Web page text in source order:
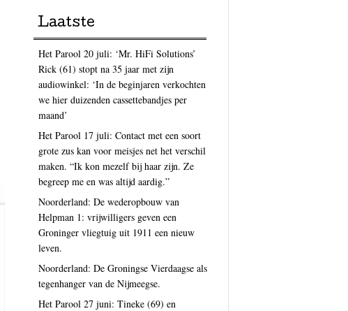
Laatste
Het Parool 20 juli: ‘Mr. HiFi Solutions’
Rick (61) stopt na 35 jaar met zijn
audiowinkel: ‘In de beginjaren verkochten
we hier duizenden cassettebandjes per
maand’
Het Parool 17 juli: Contact met een soort
grote zus kan voor meisjes net het verschil
maken. “Ik kon mezelf bij haar zijn. Ze
begreep me en was altijd aardig.”
Noorderland: De wederopbouw van
Helpman 1: vrijwilligers geven een
Groninger vliegtuig uit 1911 een nieuw
leven.
Noorderland: De Groningse Vierdaagse als
tegenhanger van de Nijmeegse.
Het Parool 27 juni: Tineke (69) en